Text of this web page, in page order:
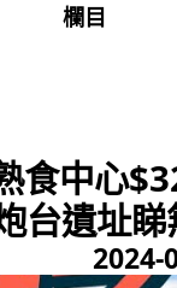
欄目
中心
台遺址
2024-